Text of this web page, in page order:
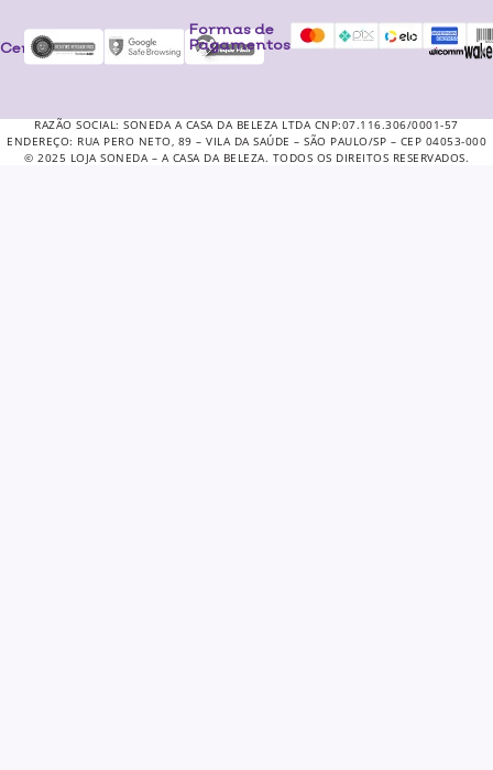
Certificados
Formas de
Pagamentos
RAZÃO SOCIAL: SONEDA A CASA DA BELEZA LTDA CNP:07.116.306/0001-57
ENDEREÇO: RUA PERO NETO, 89 – VILA DA SAÚDE – SÃO PAULO/SP – CEP 04053-000
© 2025 LOJA SONEDA – A CASA DA BELEZA. TODOS OS DIREITOS RESERVADOS.